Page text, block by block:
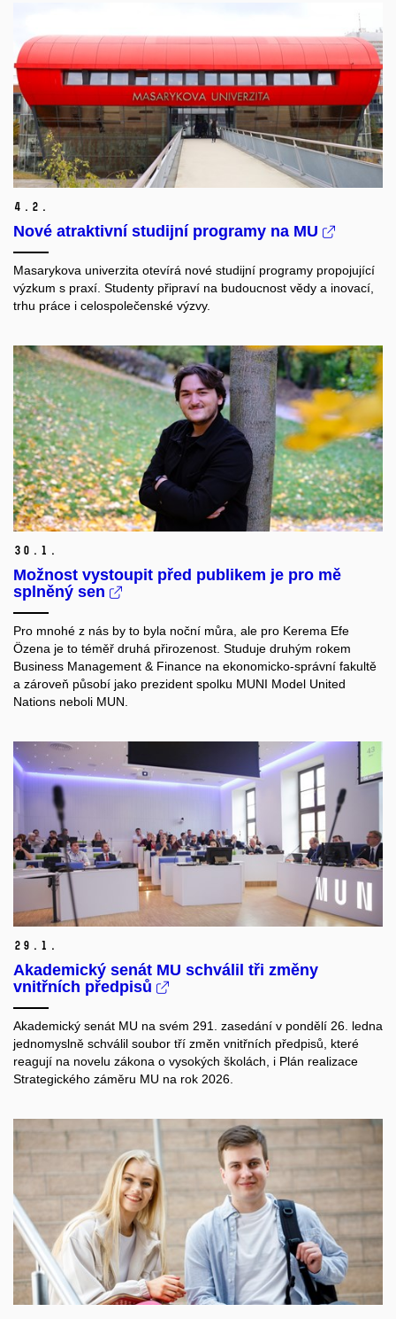
4. 2.
Nové atraktivní studijní programy na MU
Masarykova univerzita otevírá nové studijní programy propojující
výzkum s praxí. Studenty připraví na budoucnost vědy a inovací,
trhu práce i celospolečenské výzvy.
30. 1.
Možnost vystoupit před publikem je pro mě
splněný sen
Pro mnohé z nás by to byla noční můra, ale pro Kerema Efe
Özena je to téměř druhá přirozenost. Studuje druhým rokem
Business Management & Finance na ekonomicko-správní fakultě
a zároveň působí jako prezident spolku MUNI Model United
Nations neboli MUN.
29. 1.
Akademický senát MU schválil tři změny
vnitřních předpisů
Akademický senát MU na svém 291. zasedání v pondělí 26. ledna
jednomyslně schválil soubor tří změn vnitřních předpisů, které
reagují na novelu zákona o vysokých školách, i Plán realizace
Strategického záměru MU na rok 2026.